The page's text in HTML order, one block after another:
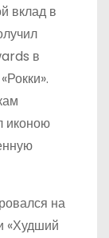
вклад в
в
иконою
на
«Худший